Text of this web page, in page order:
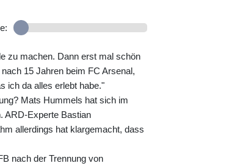
zu machen. Dann erst mal schön
15 Jahren beim FC Arsenal,
ich da alles erlebt habe."
Mats Hummels hat sich im
ARD-Experte Bastian
allerdings hat klargemacht, dass
nach der Trennung von